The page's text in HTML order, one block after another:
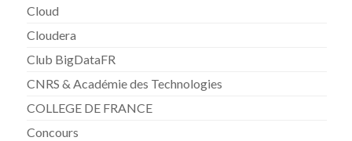
Cloud
Cloudera
Club BigDataFR
CNRS & Académie des Technologies
COLLEGE DE FRANCE
Concours